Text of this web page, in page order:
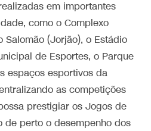
em importantes
como o Complexo
Salomão (Jorjão), o Estádio
de Esportes, o Parque
espaços esportivos da
as competições
prestigiar os Jogos de
de perto o desempenho dos